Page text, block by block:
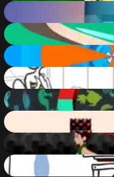
Helix Up
71
Helix
65
Helix Roll
60
Whack Your Computer
57%
Helix Down
54 %
Angry Flappy Wings
52
Olympic Javelin Throw
51
What Do We Do Now
43